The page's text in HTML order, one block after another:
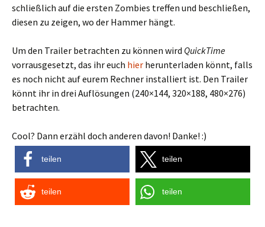
schließlich auf die ersten Zombies treffen und beschließen,
diesen zu zeigen, wo der Hammer hängt.
Um den Trailer betrachten zu können wird QuickTime
vorrausgesetzt, das ihr euch hier herunterladen könnt, falls
es noch nicht auf eurem Rechner installiert ist. Den Trailer
könnt ihr in drei Auflösungen (240×144, 320×188, 480×276)
betrachten.
Cool? Dann erzähl doch anderen davon! Danke! :)
teilen teilen
teilen teilen